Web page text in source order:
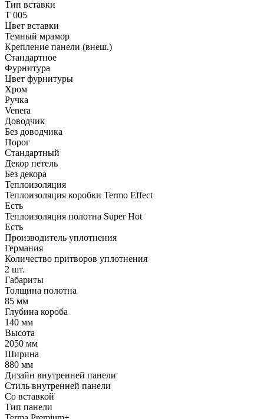
Тип вставки
T 005
Цвет вставки
Темный мрамор
Крепление панели (внеш.)
Стандартное
Фурнитура
Цвет фурнитуры
Хром
Ручка
Venera
Доводчик
Без доводчика
Порог
Стандартный
Декор петель
Без декора
Теплоизоляция
Теплоизоляция коробки Termo Effect
Есть
Теплоизоляция полотна Super Нot
Есть
Производитель уплотнения
Германия
Количество притворов уплотнения
2 шт.
Габариты
Толщина полотна
85 мм
Глубина короба
140 мм
Высота
2050 мм
Ширина
880 мм
Дизайн внутренней панели
Стиль внутренней панели
Со вставкой
Тип панели